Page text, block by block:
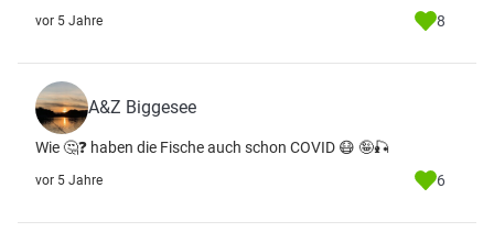
vor 5 Jahre 8
A&Z Biggesee
Wie 🤔❓ haben die Fische auch schon COVID 😷 🤪🎣
vor 5 Jahre 6